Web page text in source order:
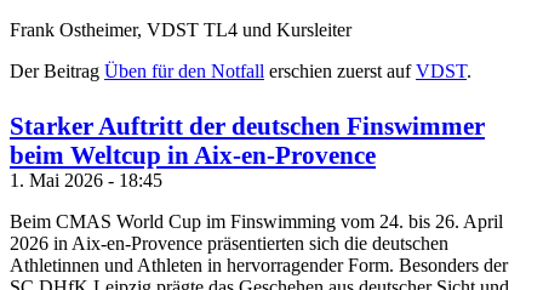
Frank Ostheimer, VDST TL4 und Kursleiter
Der Beitrag Üben für den Notfall erschien zuerst aufVDST.
Starker Auftritt der deutschen Finswimmer
beim Weltcup in Aix-en-Provence
1. Mai 2026 - 18:45
Beim CMAS World Cup im Finswimming vom 24. bis 26. April
2026 in Aix-en-Provence präsentierten sich die deutschen
Athletinnen und Athleten in hervorragender Form. Besonders der